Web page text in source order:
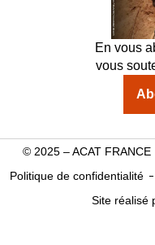
En vous
vous
© 2025 – ACAT FRANCE
Politique de confidentialité
Site réalisé